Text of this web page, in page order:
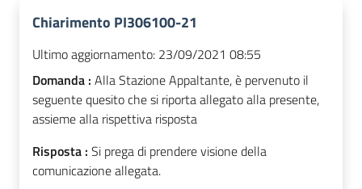
Chiarimento PI306100-21
Ultimo aggiornamento: 23/09/2021 08:55
Domanda : Alla Stazione Appaltante, è pervenuto il
seguente quesito che si riporta allegato alla presente,
assieme alla rispettiva risposta
Risposta : Si prega di prendere visione della
comunicazione allegata.